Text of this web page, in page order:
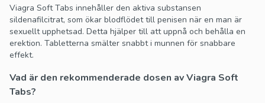
Viagra Soft Tabs innehåller den aktiva substansen
sildenafilcitrat, som ökar blodflödet till penisen när en man är
sexuellt upphetsad. Detta hjälper till att uppnå och behålla en
erektion. Tabletterna smälter snabbt i munnen för snabbare
effekt.
Vad är den rekommenderade dosen av Viagra Soft
Tabs?